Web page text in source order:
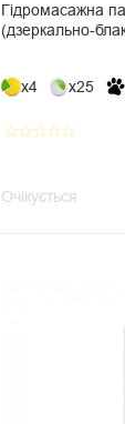
Гідромасажна
(дзеркально-
x4 x25
star_borderstar_borderstar_borderstar_borderstar_border
Очікується